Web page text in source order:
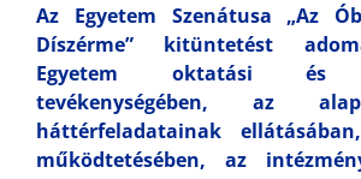
Az Egyetem Szenátusa „Az
Díszérme” kitüntetést
Egyetem oktatási és
tevékenységében, az
háttérfeladatainak
működtetésében, az